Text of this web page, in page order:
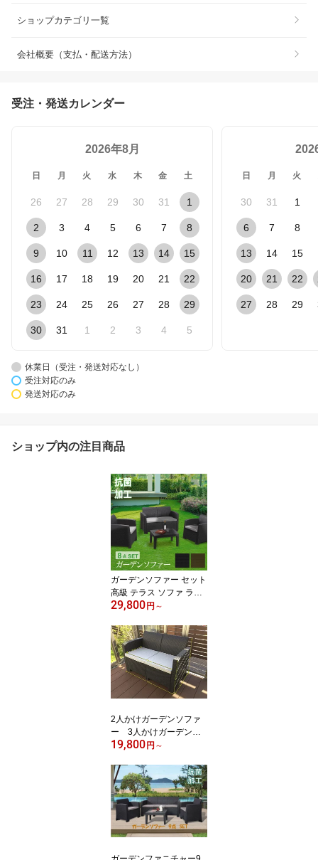
ショップカテゴリ一覧
会社概要（支払・配送方法）
受注・発送カレンダー
2026年8月
日 月 火 水 木 金 土
26 27 28 29 30 31 1
2 3 4 5 6 7 8
9 10 11 12 13 14 15
16 17 18 19 20 21 22
23 24 25 26 27 28 29
30 31 1 2 3 4 5
日 月 火
30 31 1
6 7 8
13 14 15
20 21 22
27 28 29
休業日（受注・発送対応なし）
受注対応のみ
発送対応のみ
ショップ内の注目商品
ガーデンソファー セット
高級 テラス ソファ ラタ
ン調 ダークブラウン ブ
商品抗菌仕様販売開
始！！ 送料無料
29,800 円 ～
2人かけガーデンソファ
ー 3人かけガーデンソ
ファー 4人かけガーデ
ラタン調 ダークブラウ
ン ブラック 2色選べ
る 新商品抗菌仕様販売
開始 送料無料 ガーデン
チェアー 屋外家具 ガー
デンファニチャー 組立
19,800 円 ～